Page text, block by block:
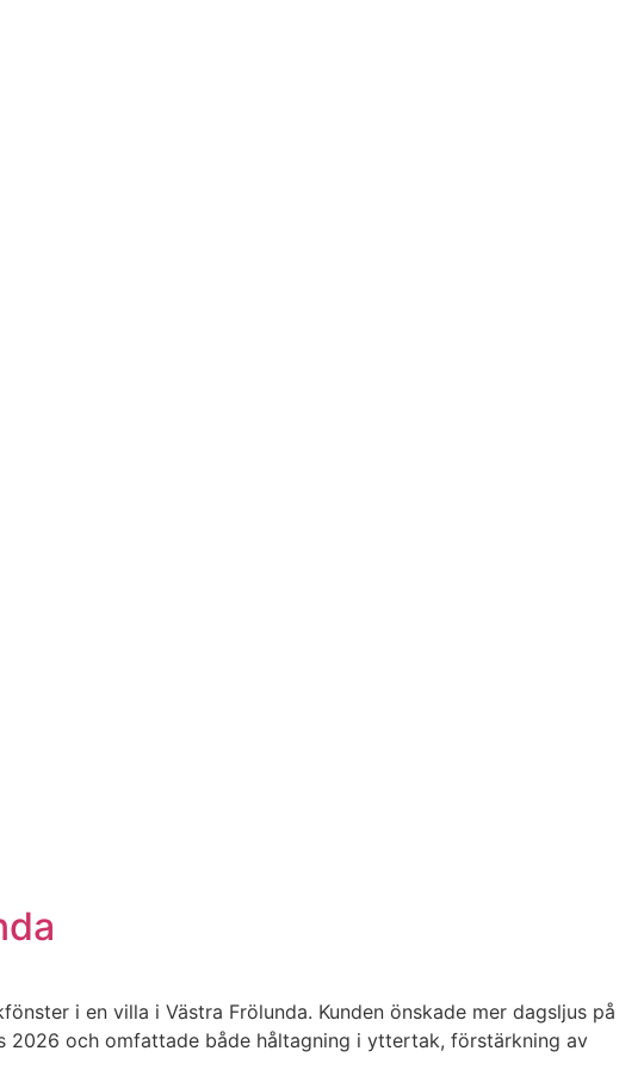
i en villa i Västra Frölunda. Kunden önskade mer dagsljus på
2026 och omfattade både håltagning i yttertak, förstärkning av